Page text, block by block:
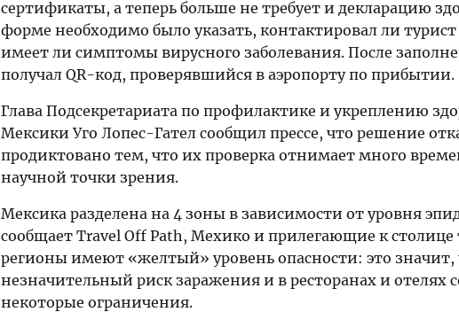
сертификаты, а теперь больше не требует и декларацию
форме необходимо было указать, контактировал ли
имеет ли симптомы вирусного заболевания. После
получал QR-код, проверявшийся в аэропорту по прибытии.
Глава Подсекретариата по профилактике и укреплению
Мексики Уго Лопес-Гател сообщил прессе, что решение
продиктовано тем, что их проверка отнимает много
научной точки зрения.
Мексика разделена на 4 зоны в зависимости от уровня
сообщает Travel Off Path, Мехико и прилегающие к столице
регионы имеют «желтый» уровень опасности: это значит,
незначительный риск заражения и в ресторанах и отелях
некоторые ограничения.